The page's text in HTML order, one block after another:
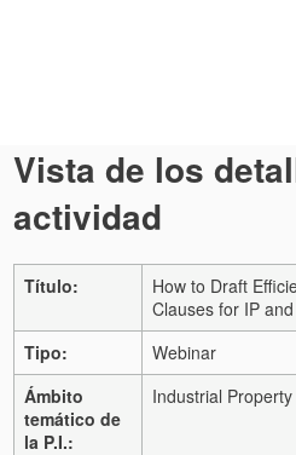
Vista de los
actividad
Título:
How to Draft
Clauses for IP
Tipo:
Webinar
Ámbito
temático de
la P.I.:
Industrial Property